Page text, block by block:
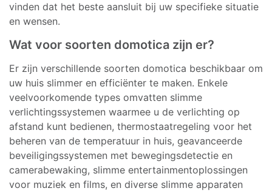
vinden dat het beste aansluit bij uw specifieke situatie
en wensen.
Wat voor soorten domotica zijn er?
Er zijn verschillende soorten domotica beschikbaar om
uw huis slimmer en efficiënter te maken. Enkele
veelvoorkomende types omvatten slimme
verlichtingssystemen waarmee u de verlichting op
afstand kunt bedienen, thermostaatregeling voor het
beheren van de temperatuur in huis, geavanceerde
beveiligingssystemen met bewegingsdetectie en
camerabewaking, slimme entertainmentoplossingen
voor muziek en films, en diverse slimme apparaten